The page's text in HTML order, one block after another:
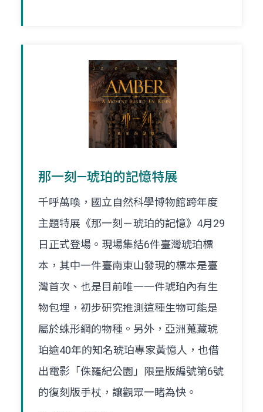
那一刻—琥珀的記憶特展
千呼萬喚，國立自然科學博物館跨年度
主題特展《那一刻－琥珀的記憶》4月29
日正式登場。現場集結6件臺灣琥珀標
本，其中一件臺南東山發現的標本是臺
灣首次、也是目前唯一一件琥珀內有生
物包埋，初步研究推測這種生物可能是
屬於蛛形綱的物種。另外，亞洲蒐藏琥
珀逾40年的知名琥珀專家黃憶人，也借
出電影「侏羅紀公園」限量版編號第6號
的復刻版手杖，讓觀眾一睹為快。